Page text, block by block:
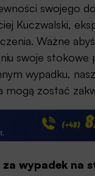
swojego
Kuczwalski,
Ważne
swoje stokowe
wypadku,
mogą zostać
za wypadek na